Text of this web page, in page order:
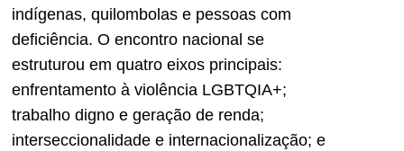
indígenas, quilombolas e pessoas com
deficiência. O encontro nacional se
estruturou em quatro eixos principais:
enfrentamento à violência LGBTQIA+;
trabalho digno e geração de renda;
interseccionalidade e internacionalização; e